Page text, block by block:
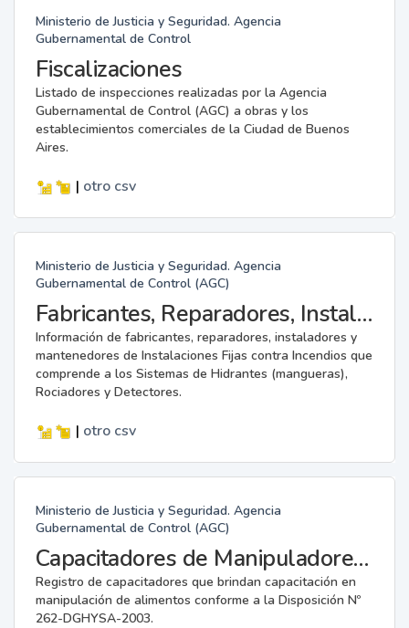
Ministerio de Justicia y Seguridad. Agencia
Gubernamental de Control
Fiscalizaciones
Listado de inspecciones realizadas por la Agencia
Gubernamental de Control (AGC) a obras y los
establecimientos comerciales de la Ciudad de Buenos
Aires.
| otro csv
Ministerio de Justicia y Seguridad. Agencia
Gubernamental de Control (AGC)
Fabricantes, Reparadores, Instaladores y Mantenedores de Instalaciones Fijas contra Incendios.
Información de fabricantes, reparadores, instaladores y
mantenedores de Instalaciones Fijas contra Incendios que
comprende a los Sistemas de Hidrantes (mangueras),
Rociadores y Detectores.
| otro csv
Ministerio de Justicia y Seguridad. Agencia
Gubernamental de Control (AGC)
Capacitadores de Manipuladores de Alimentos.
Registro de capacitadores que brindan capacitación en
manipulación de alimentos conforme a la Disposición Nº
262-DGHYSA-2003.